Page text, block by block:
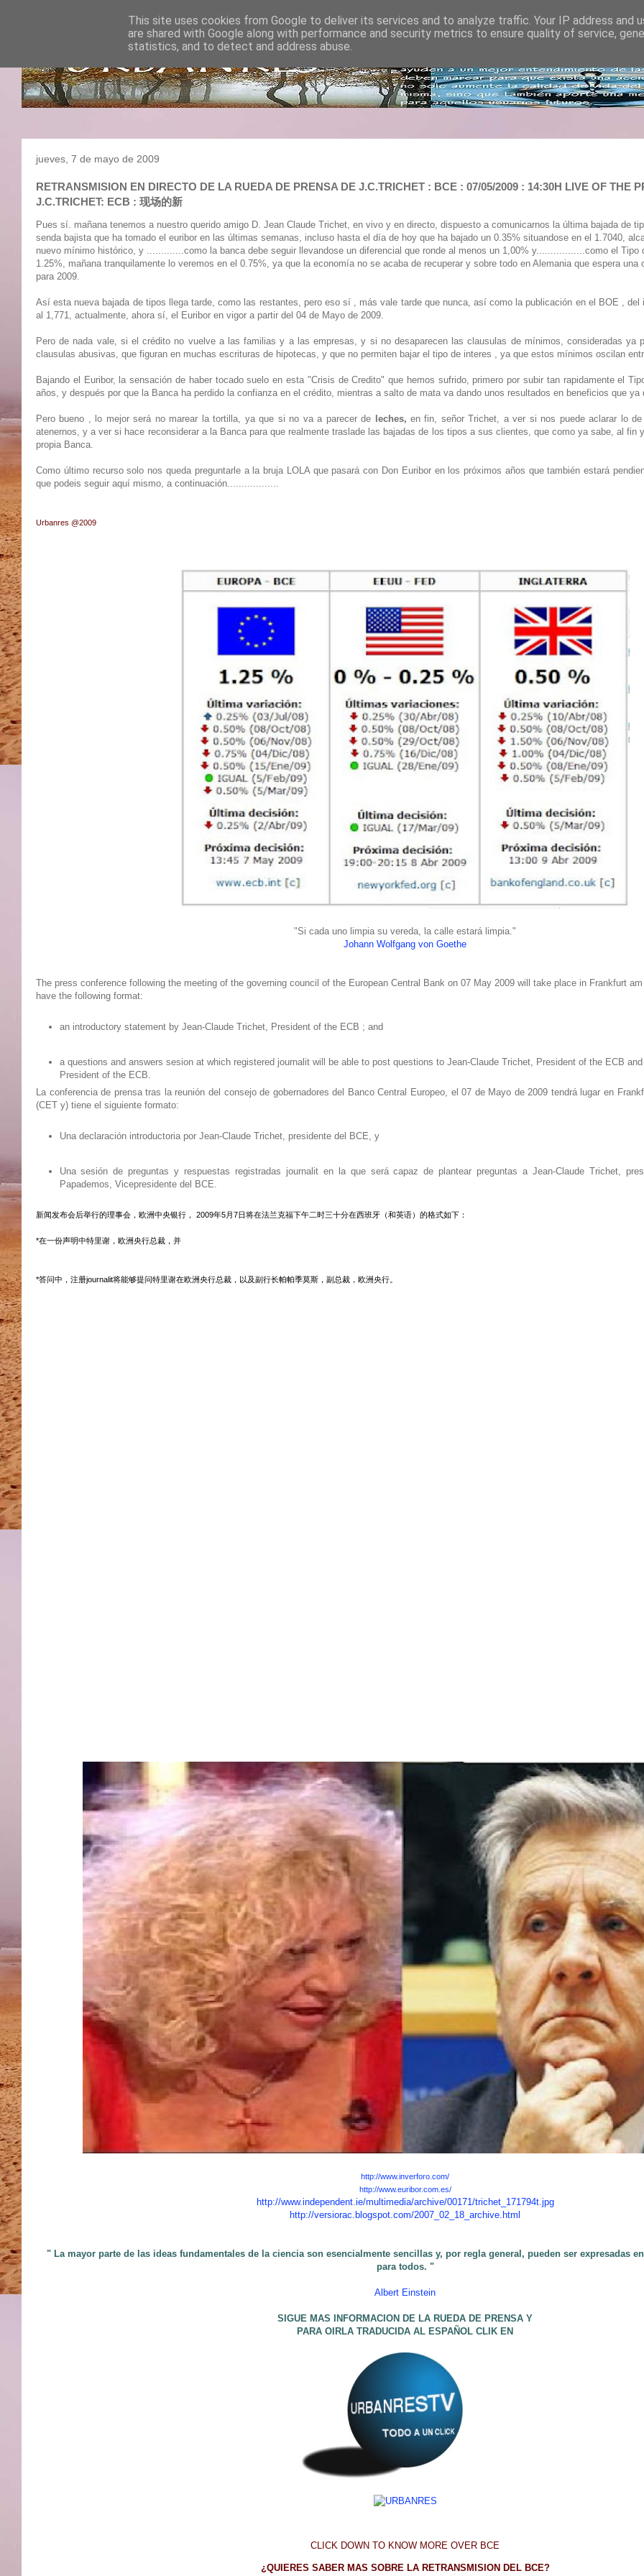
jueves, 7 de mayo de 2009
RETRANSMISION EN DIRECTO DE LA RUEDA DE PRENSA DE J.C.TRICHET : BCE : 07/05/2009 : 14:30H LIVE OF THE
J.C.TRICHET: ECB : 现场的新
Pues sí. mañana tenemos a nuestro querido amigo D. Jean Claude Trichet, en vivo y en directo, dispuesto a comunicarnos la última bajada de
senda bajista que ha tomado el euribor en las últimas semanas, incluso hasta el día de hoy que ha bajado un 0.35% situandose en el 1.7040,
nuevo mínimo histórico, y .............como la banca debe seguir llevandose un diferencial que ronde al menos un 1,00% y.................como el Tipo
1.25%, mañana tranquilamente lo veremos en el 0.75%, ya que la economía no se acaba de recuperar y sobre todo en Alemania que espera una
para 2009.
Así esta nueva bajada de tipos llega tarde, como las restantes, pero eso sí , más vale tarde que nunca, así como la publicación en el BOE , del
al 1,771, actualmente, ahora sí, el Euribor en vigor a partir del 04 de Mayo de 2009.
Pero de nada vale, si el crédito no vuelve a las familias y a las empresas, y si no desaparecen las clausulas de mínimos, consideradas ya
clausulas abusivas, que figuran en muchas escrituras de hipotecas, y que no permiten bajar el tipo de interes , ya que estos mínimos oscilan
Bajando el Euribor, la sensación de haber tocado suelo en esta "Crisis de Credito" que hemos sufrido, primero por subir tan rapidamente el
años, y después por que la Banca ha perdido la confianza en el crédito, mientras a salto de mata va dando unos resultados en beneficios que ya
Pero bueno , lo mejor será no marear la tortilla, ya que si no va a parecer de leches, en fin, señor Trichet, a ver si nos puede aclarar lo
atenernos, y a ver si hace reconsiderar a la Banca para que realmente traslade las bajadas de los tipos a sus clientes, que como ya sabe, al fin
propia Banca.
Como último recurso solo nos queda preguntarle a la bruja LOLA que pasará con Don Euribor en los próximos años que también estará
que podeis seguir aquí mismo, a continuación..................
Urbanres @2009
"Si cada uno limpia su vereda, la calle estará limpia."
Johann Wolfgang von Goethe
The press conference following the meeting of the governing council of the European Central Bank on 07 May 2009 will take place in Frankfurt
have the following format:
an introductory statement by Jean-Claude Trichet, President of the ECB ; and
a questions and answers sesion at which registered journalit will be able to post questions to Jean-Claude Trichet, President of the ECB
President of the ECB.
La conferencia de prensa tras la reunión del consejo de gobernadores del Banco Central Europeo, el 07 de Mayo de 2009 tendrá lugar en
(CET y) tiene el siguiente formato:
Una declaración introductoria por Jean-Claude Trichet, presidente del BCE, y
Una sesión de preguntas y respuestas registradas journalit en la que será capaz de plantear preguntas a Jean-Claude Trichet,
Papademos, Vicepresidente del BCE.
新闻发布会后举行的理事会，欧洲中央银行， 2009年5月7日将在法兰克福下午二时三十分在西班牙（和英语）的格式如下：
*在一份声明中特里谢，欧洲央行总裁，并
*答问中，注册journalit将能够提问特里谢在欧洲央行总裁，以及副行长帕帕季莫斯，副总裁，欧洲央行。
http://www.inverforo.com/
http://www.euribor.com.es/
http://www.independent.ie/multimedia/archive/00171/trichet_171794t.jpg
http://versiorac.blogspot.com/2007_02_18_archive.html
" La mayor parte de las ideas fundamentales de la ciencia son esencialmente sencillas y, por regla general, pueden ser expresadas
para todos. "
Albert Einstein
SIGUE MAS INFORMACION DE LA RUEDA DE PRENSA Y
PARA OIRLA TRADUCIDA AL ESPAÑOL CLIK EN
CLICK DOWN TO KNOW MORE OVER BCE
¿QUIERES SABER MAS SOBRE LA RETRANSMISION DEL BCE?
This site uses cookies from Google to deliver its services and to analyze traffic. Your IP address and
are shared with Google along with performance and security metrics to ensure quality of service,
statistics, and to detect and address abuse.